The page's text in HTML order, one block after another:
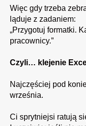
Więc gdy trzeba
ląduje z zadaniem:
„Przygotuj formatki.
pracownicy.”
Czyli… klejenie
Najczęściej pod
września.
Ci sprytniejsi ratują